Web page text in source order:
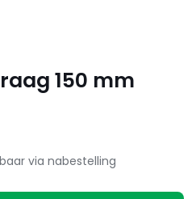
150 mm
via nabestelling